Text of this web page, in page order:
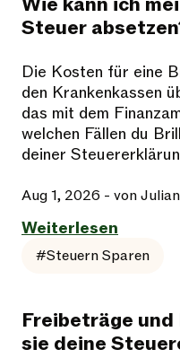
Steuer
Die Kosten für eine
den Krankenkassen
das mit dem
welchen Fällen du
deiner
Aug 1, 2026 - von
Weiterlesen
#Steuern Sparen
Freibeträge
sie deine